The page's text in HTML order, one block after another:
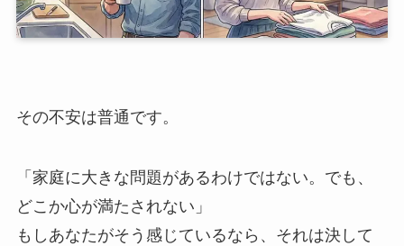
その不安は普通です。
「家庭に大きな問題があるわけではない。でも、
どこか心が満たされない」
もしあなたがそう感じているなら、それは決して